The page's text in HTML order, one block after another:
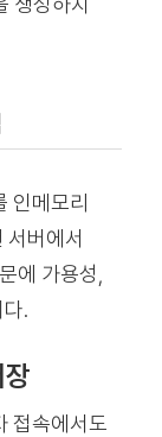
인메모리
버에서
에 가용성,
.
접속에서도